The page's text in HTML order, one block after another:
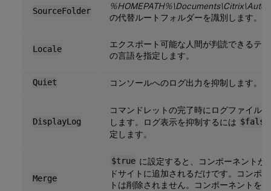
SourceFolder
の代替ルートフォルダーを識別します。
Locale
エクスポート可能な人間が判読できるテ
の言語を指定します。
Quiet コンソールへのログ出力を抑制します。
DisplayLog
コマンドレットの完了時にログファイル
します。ログ表示を抑制するには $false
定します。
Merge
$true に設定すると、コンポーネントが
ドサイトに追加されるだけです。コンポ
トは削除されません。コンポーネントを